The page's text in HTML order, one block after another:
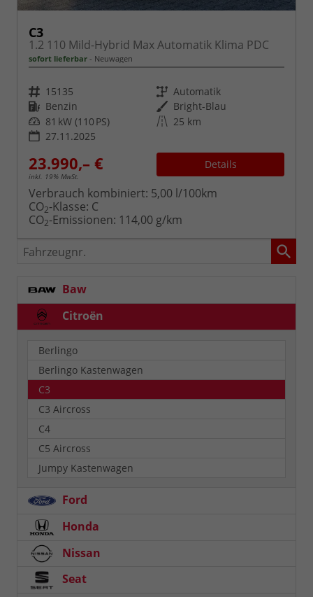
C3
1.2 110 Mild-Hybrid Max Automatik Klima PDC
sofort lieferbar Neuwagen
Fahrzeugnr. 15135 Getriebe Automatik
Kraftstoff Benzin Außenfarbe Bright-Blau
Leistung 81 kW (110 PS) Kilometerstand 25 km
27.11.2025
23.990,– €
inkl. 19% MwSt.
Details
Verbrauch kombiniert: 5,00 l/100km
CO2-Klasse: C
CO2-Emissionen: 114,00 g/km
Fahrzeugnr.
Baw
Citroën
Berlingo
Berlingo Kastenwagen
C3
C3 Aircross
C4
C5 Aircross
Jumpy Kastenwagen
Ford
Honda
Nissan
Seat